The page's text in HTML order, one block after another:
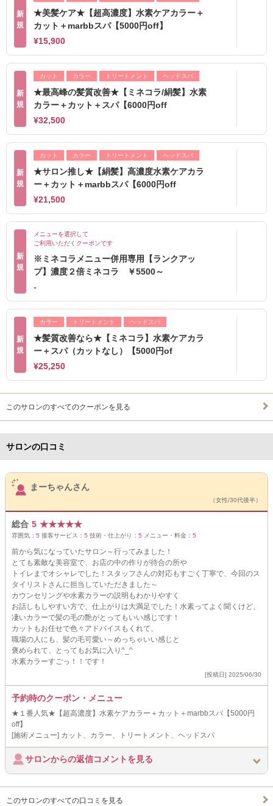
新
規
★美髪ケア★【超高濃度】水素ケアカラー＋
カット＋marbbスパ【5000円off】
¥15,900
新
規
カット カラー トリートメント ヘッドスパ
★最高峰の髪質改善★【ミネコラ/絹髪】水素
カラー＋カット＋スパ【6000円off
¥32,500
新
規
カット カラー トリートメント ヘッドスパ
★サロン推し★【絹髪】高濃度水素ケアカラ
ー＋カット＋marbbスパ【6000円off
¥21,500
新
規
メニューを選択して
ご利用いただくクーポンです
※ミネコラメニュー併用専用【ランクアッ
プ】濃度２倍ミネコラ ￥5500～
-
新
規
カラー トリートメント ヘッドスパ
★髪質改善なら★【ミネコラ】水素ケアカラ
ー＋スパ（カットなし）【5000円of
¥25,250
このサロンのすべてのクーポンを見る
サロンの口コミ
サロンPick Up
まーちゃんさん
（女性/30代後半）
総合 5 ★★★★★
雰囲気： 5 接客サービス： 5 技術・仕上がり： 5 メニュー・料金： 5
前から気になっていたサロン～行ってみました！
とても素敵な美容室で、お店の中の作りが待合の所や
トイレまでオシャレでした！スタッフさんの対応もすごく丁寧で、今回のス
タイリストさんに担当していただきました～
カウンセリングや水素カラーの説明もわかりやすく
お話しもしやすい方で、仕上がりは大満足でした！水素ってよく聞くけど、
凄いカラーで髪の毛の艶がとってもいい感じです！
カットもお任せで色々アドバイスもくれて、
職場の人にも、髪の毛可愛い～めっちゃいい感じと
褒められて、とってもお気に入り^_^
水素カラーすごっ！！です！
[投稿日] 2025/06/30
予約時のクーポン・メニュー
★１番人気★【超高濃度】水素ケアカラー＋カット＋marbbスパ【5000円
off】
[施術メニュー] カット、カラー、トリートメント、ヘッドスパ
サロンからの返信コメントを見る
このサロンのすべての口コミを見る